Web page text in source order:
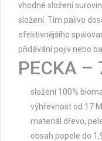
vhodné složení
složení. Tím palivo
efektivnějšího
přidávání pojiv nebo
PECKA –
složení 100%
výhřevnost od 17
materiál dřevo,
obsah popele do